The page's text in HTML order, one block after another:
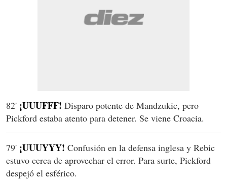
82' ¡UUUFFF! Disparo potente de Mandzukic, pero
Pickford estaba atento para detener. Se viene Croacia.
79' ¡UUUYYY! Confusión en la defensa inglesa y Rebic
estuvo cerca de aprovechar el error. Para surte, Pickford
despejó el esférico.